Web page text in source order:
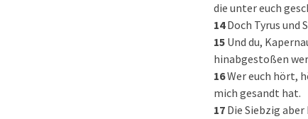
die unter euch
14Doch Tyrus und
15 Und du,
hinabgestoßen
16Wer euch hört,
mich gesandt hat.
17 Die Siebzig